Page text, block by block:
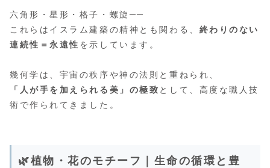
六角形・星形・格子・螺旋──
これらはイスラム建築の精神とも関わる、 終わりのない
連続性＝永遠性 を示しています。
幾何学は、宇宙の秩序や神の法則と重ねられ、
「人が手を加えられる美」の極致 として、高度な職人技
術で作られてきました。
🌿植物・花のモチーフ｜生命の循環と豊